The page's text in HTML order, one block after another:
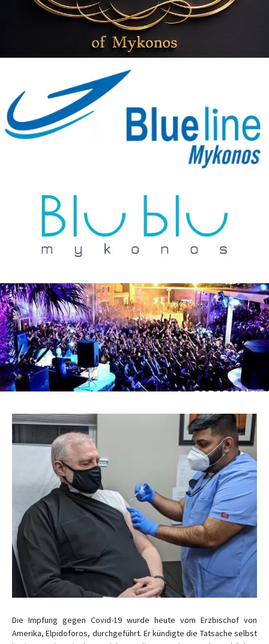
Die Impfung gegen Covid-19 wurde heute vom Erzbischof von
Amerika, Elpidoforos, durchgeführt. Er kündigte die Tatsache selbst